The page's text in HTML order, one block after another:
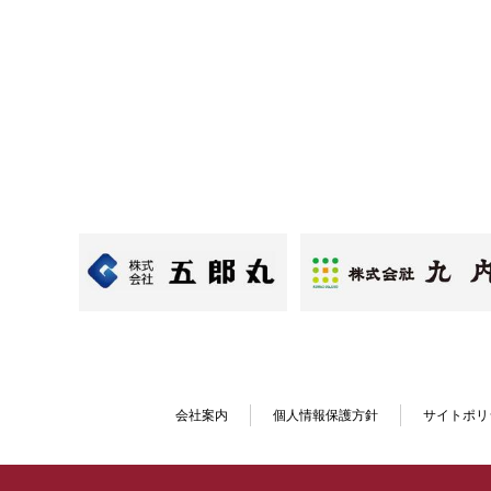
会社案内 個人情報保護方針 サイトポ